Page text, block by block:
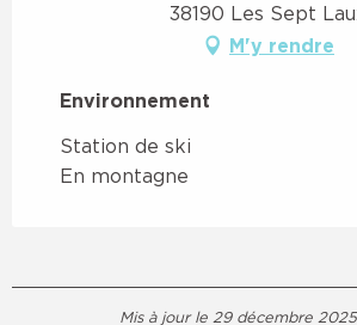
38190 Les Sept
M'y rendre
Environnement
Environnement
Station de ski
En montagne
Mis à jour le 29 décembre